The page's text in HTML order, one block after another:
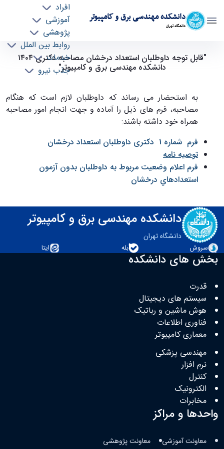
دانشکده مهندسی برق و کامپیوتر
دانشگاه تهران
افراد
آموزشی
پژوهشی
روابط بین الملل
خدمات
جذب نیرو
قابل توجه داوطلبان استعداد درخشان مصاحبه
دکتری ١٤٠٤ دانشکده مهندسی برق و کامپیوتر -
"قابل توجه داوطلبان استعداد درخشان مصاحبه دکتری ١٤٠٤
دانشکده مهندسی برق و کامپیوتر"
به استحضار می رساند که داوطلبان لازم است که هنگام
مصاحبه، فرم های ذیل را آماده و جهت انجام امور مصاحبه
همراه خود داشته باشند:
فرم شماره 1 دکتری داوطلبان استعداد درخشان
توصیه نامه
فرم اعلام وضعيت مربوط به داوطلبان بدون آزمون
استعدادهاي درخشان
دانشکده مهندسی برق و کامپیوتر
دانشگاه تهران
سروش
بله ایتا
بخش های دانشکده
قدرت
سیستم های دیجیتال
هوش ماشین و رباتیک
فناوری اطلاعات
معماری کامپیوتر
مهندسی پزشکی
نرم افزار
کنترل
الکترونیک
مخابرات
واحدها و مراکز
معاونت آموزشی معاونت پژوهشی